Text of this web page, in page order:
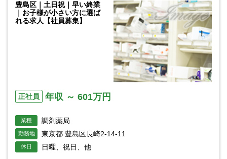
豊島区｜土日祝｜早い終業
｜お子様が小さい方に選ば
れる求人【社員募集】
正社員 年収 ～ 601万円
業種 調剤薬局
勤務地 東京都 豊島区長崎2-14-11
休日 日曜、祝日、他